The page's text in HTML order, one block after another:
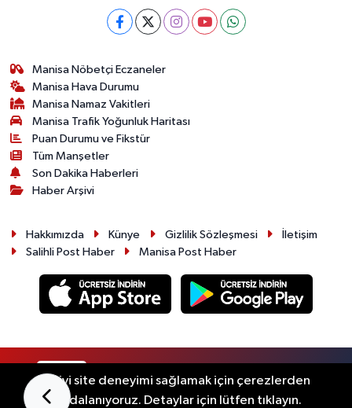
Manisa Nöbetçi Eczaneler
Manisa Hava Durumu
Manisa Namaz Vakitleri
Manisa Trafik Yoğunluk Haritası
Puan Durumu ve Fikstür
Tüm Manşetler
Son Dakika Haberleri
Haber Arşivi
Hakkımızda Künye Gizlilik Sözleşmesi
İletişim
Salihli Post Haber
Manisa Post Haber
RSS Copyright © 2026. Her hakkı saklıdır.
En iyi site deneyimi sağlamak için çerezlerden
faydalanıyoruz. Detaylar için lütfen tıklayın.